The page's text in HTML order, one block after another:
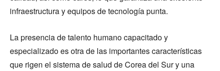
infraestructura y equipos de tecnología punta.
La presencia de talento humano capacitado y
especializado es otra de las importantes características
que rigen el sistema de salud de Corea del Sur y una